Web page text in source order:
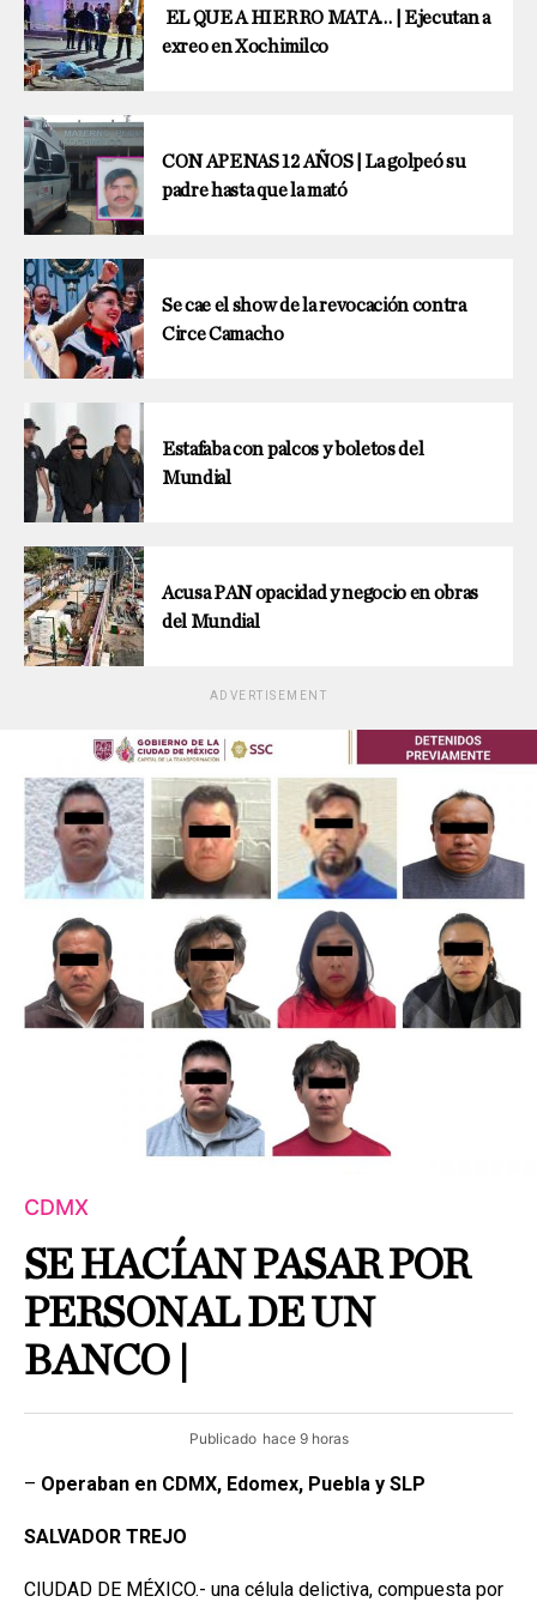
EL QUE A HIERRO MATA… | Ejecutan a
exreo en Xochimilco
CON APENAS 12 AÑOS | La golpeó su
padre hasta que la mató
Se cae el show de la revocación contra
Circe Camacho
Estafaba con palcos y boletos del
Mundial
Acusa PAN opacidad y negocio en obras
del Mundial
ADVERTISEMENT
CDMX
SE HACÍAN PASAR POR
PERSONAL DE UN
BANCO |
Publicado hace 9 horas
– Operaban en CDMX, Edomex, Puebla y SLP
SALVADOR TREJO
CIUDAD DE MÉXICO.- una célula delictiva, compuesta por